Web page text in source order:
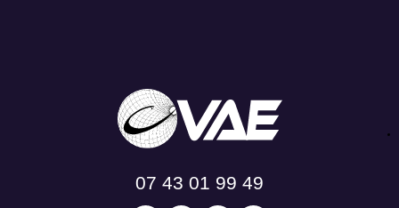
07 43 01 99 49